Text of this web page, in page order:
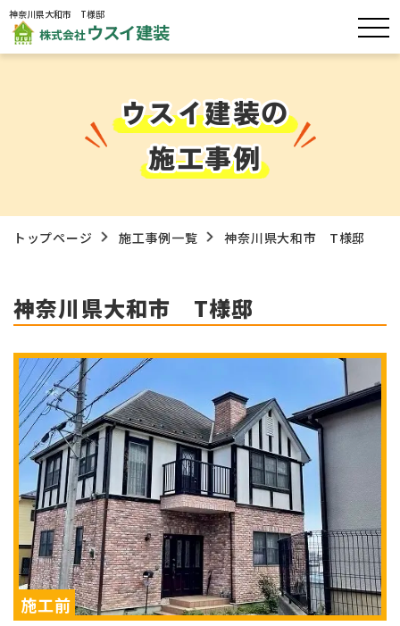
神奈川県大和市 T様邸
ウスイ建装の
施工事例
トップページ 施工事例一覧 神奈川県大和市 T様邸
神奈川県大和市 T様邸